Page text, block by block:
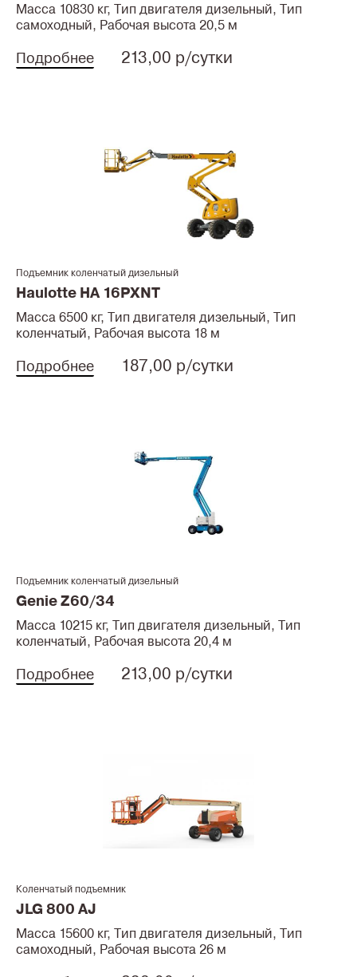
Масса 10830 кг, Тип двигателя дизельный, Тип
самоходный, Рабочая высота 20,5 м
Подробнее 213,00 р/сутки
Подъемник коленчатый дизельный
Haulotte HA 16PXNT
Масса 6500 кг, Тип двигателя дизельный, Тип
коленчатый, Рабочая высота 18 м
Подробнее 187,00 р/сутки
Подъемник коленчатый дизельный
Genie Z60/34
Масса 10215 кг, Тип двигателя дизельный, Тип
коленчатый, Рабочая высота 20,4 м
Подробнее 213,00 р/сутки
Коленчатый подъемник
JLG 800 AJ
Масса 15600 кг, Тип двигателя дизельный, Тип
самоходный, Рабочая высота 26 м